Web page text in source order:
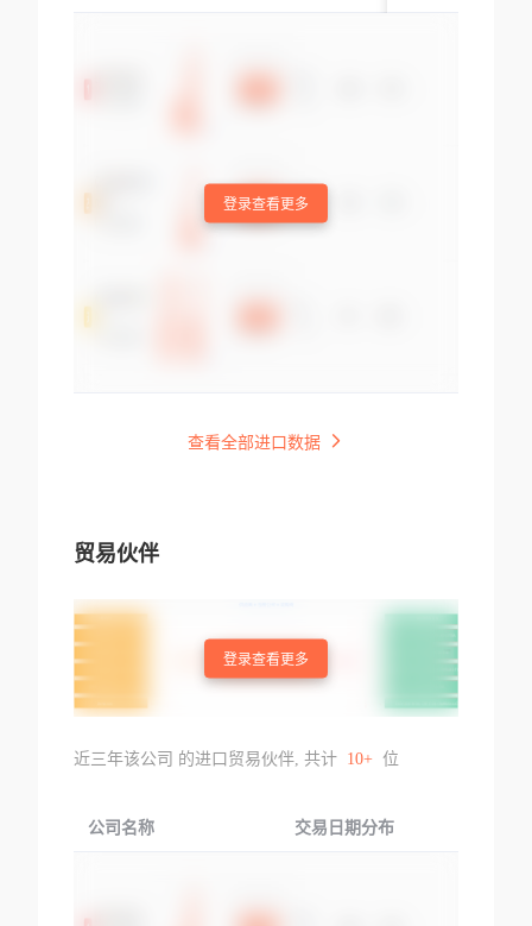
登录查看更多
查看全部进口数据
贸易伙伴
登录查看更多
近三年该公司 的进口贸易伙伴, 共计 10+ 位
公司名称 交易日期分布